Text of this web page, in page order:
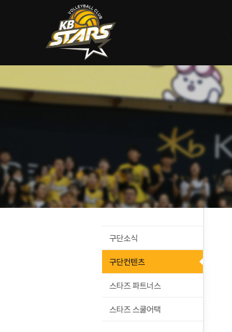
구단소식
구단컨텐츠
스타즈 파트너스
스타즈 스쿨어택